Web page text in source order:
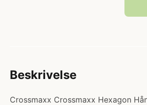
Beskrivelse
Crossmaxx Crossmaxx Hexagon